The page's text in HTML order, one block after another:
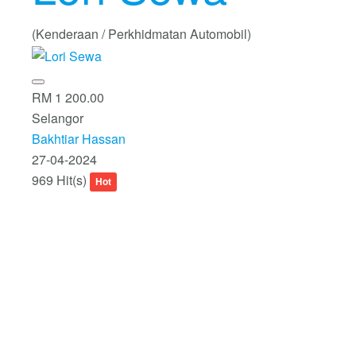
(Kenderaan / Perkhidmatan Automobil)
RM 1 200.00
Selangor
Bakhtiar Hassan
27-04-2024
969 Hit(s)
Hot